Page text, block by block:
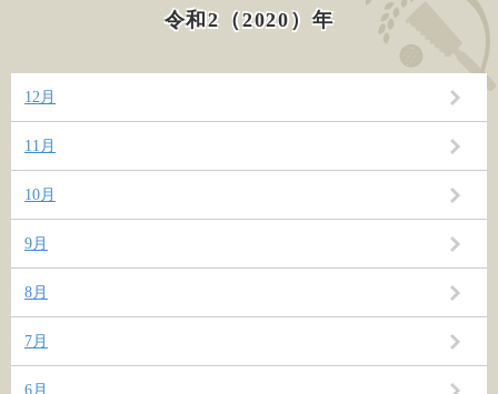
令和2（2020）年
12月
11月
10月
9月
8月
7月
6月